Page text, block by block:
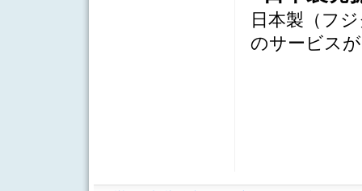
日本製（フ
のサービス